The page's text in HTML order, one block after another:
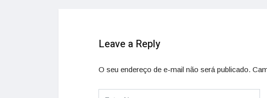
Leave a Reply
O seu endereço de e-mail não será publicado.